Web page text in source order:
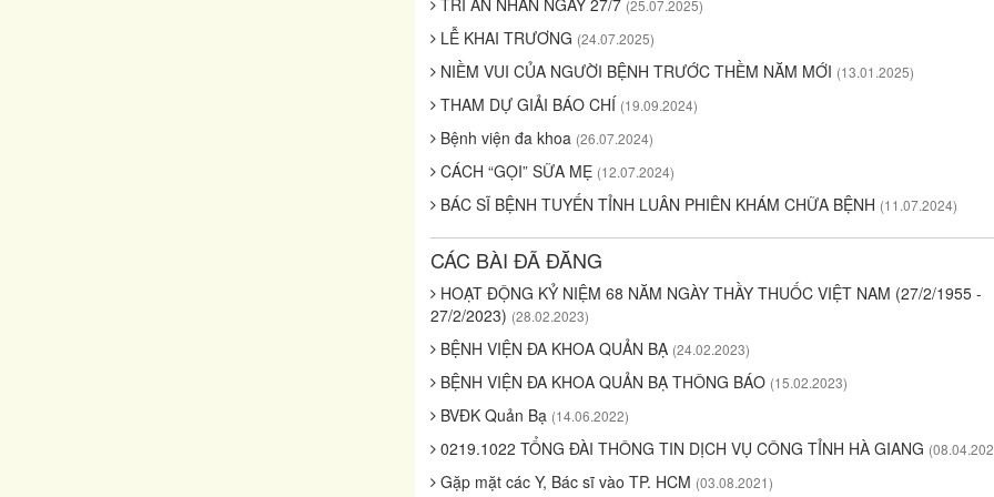
TRI ÂN NHÂN NGÀY 27/7 (25.07.2025)
LỄ KHAI TRƯƠNG (24.07.2025)
NIỀM VUI CỦA NGƯỜI BỆNH TRƯỚC THỀM NĂM MỚI (13.01.2025)
THAM DỰ GIẢI BÁO CHÍ (19.09.2024)
Bệnh viện đa khoa (26.07.2024)
CÁCH “GỌI” SỮA MẸ (12.07.2024)
BÁC SĨ BỆNH TUYẾN TỈNH LUÂN PHIÊN KHÁM CHỮA BỆNH (11.07.2024)
CÁC BÀI ĐÃ ĐĂNG
HOẠT ĐỘNG KỶ NIỆM 68 NĂM NGÀY THẦY THUỐC VIỆT NAM (27/2/1955 -
27/2/2023) (28.02.2023)
BỆNH VIỆN ĐA KHOA QUẢN BẠ (24.02.2023)
BỆNH VIỆN ĐA KHOA QUẢN BẠ THÔNG BÁO (15.02.2023)
BVĐK Quản Bạ (14.06.2022)
0219.1022 TỔNG ĐÀI THÔNG TIN DỊCH VỤ CÔNG TỈNH HÀ GIANG
Gặp mặt các Y, Bác sĩ vào TP. HCM (03.08.2021)